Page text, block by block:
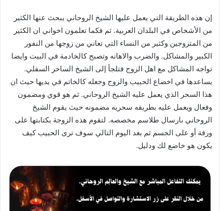
إن هذه الطريقة التي يعمل عليها الشيخ الروحاني يبحث عنها الكثير
من الأشخاص في البلدان العربية. ثم فكما تعلمون اخواني ان الكثير
من المتزوجين وكثير من النساء التي تعاني من زوجها من النفور
الكبير والمشاكل. والضرب والاهانه وتصبح كالخادمة في البيت وايضا
تواجه المشاكل مع اهل الزوج فتلجأ إلى الشيخ الساحر السفلي.
يساعدها في اخضاع الحبيب والزوج وجعله كالخاتم في يديها حيث ان
هذا السحر الذي يعمل عليه الشيخ الروحاني. ثم هو قوي ومضمون
وفعال ويعمل عليه بطريقه سحريه مضمونه حيث يقوم الشيخ
الروحاني بارسال طلاسم مخصصه. لتقوم هذه الزوجة بكتابتها على
ورقة أو على الجسم ثم بعد اليوم التالي سوف ترى الحبيب كيف
يكون هو خاضع لك ودليل.